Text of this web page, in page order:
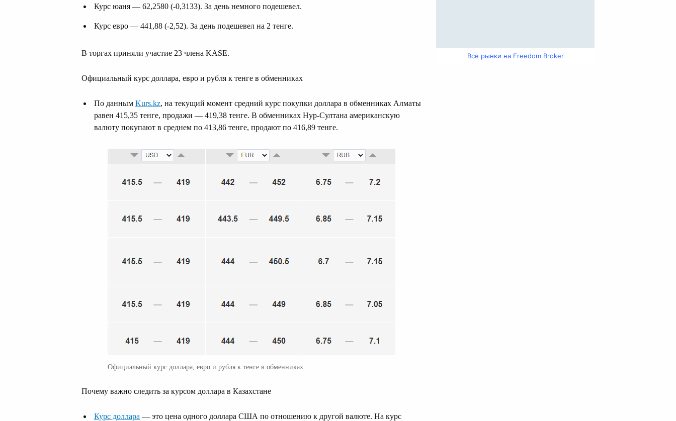
Курс юаня — 62,2580 (-0,3133). За день немного подешевел.
Курс евро — 441,88 (-2,52). За день подешевел на 2 тенге.
В торгах приняли участие 23 члена KASE.
Официальный курс доллара, евро и рубля к тенге в обменниках
По данным Kurs.kz, на текущий момент средний курс покупки доллара в обменниках Алматы
равен 415,35 тенге, продажи — 419,38 тенге. В обменниках Нур-Султана американскую
валюту покупают в среднем по 413,86 тенге, продают по 416,89 тенге.
Официальный курс доллара, евро и рубля к тенге в обменниках.
Почему важно следить за курсом доллара в Казахстане
Курс доллара — это цена одного доллара США по отношению к другой валюте. На курс
Все рынки на Freedom Broker